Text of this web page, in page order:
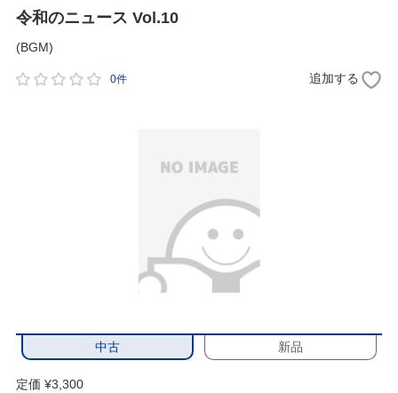
令和のニュース Vol.10
(BGM)
0件 追加する
中古 新品
定価 ¥3,300